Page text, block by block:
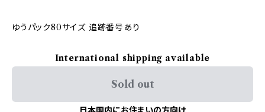
ゆうパック80サイズ 追跡番号あり
International shipping available
Sold out